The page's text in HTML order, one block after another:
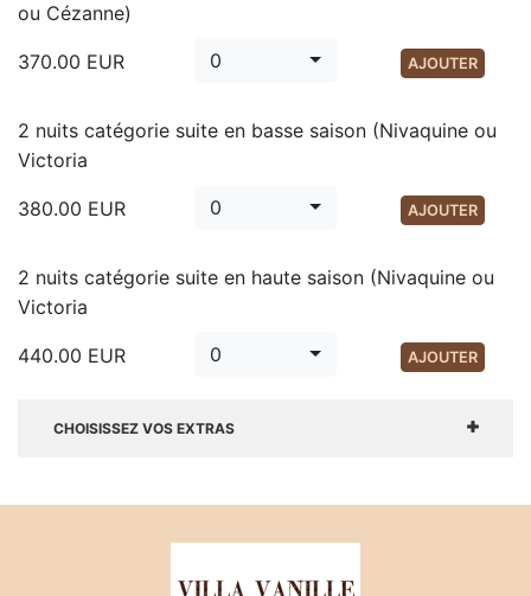
ou Cézanne)
370.00 EUR 0 AJOUTER
2 nuits catégorie suite en basse saison (Nivaquine ou
Victoria
380.00 EUR 0 AJOUTER
2 nuits catégorie suite en haute saison (Nivaquine ou
Victoria
440.00 EUR 0 AJOUTER
CHOISISSEZ VOS EXTRAS